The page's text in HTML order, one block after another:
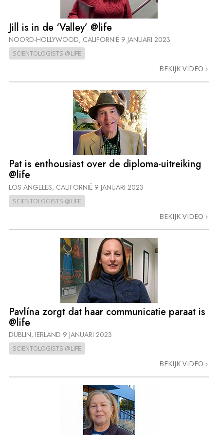
Jill is in de ‘Valley’ @life
NOORD-HOLLYWOOD, CALIFORNIË 9 JANUARI 2023
SCIENTOLOGISTS @LIFE
BEKIJK VIDEO
Pat is enthousiast over de diploma-uitreiking
@life
LOS ANGELES, CALIFORNIË 9 JANUARI 2023
SCIENTOLOGISTS @LIFE
BEKIJK VIDEO
Pavlína zorgt dat haar communicatie paraat is
@life
DUBLIN, IERLAND 9 JANUARI 2023
SCIENTOLOGISTS @LIFE
BEKIJK VIDEO